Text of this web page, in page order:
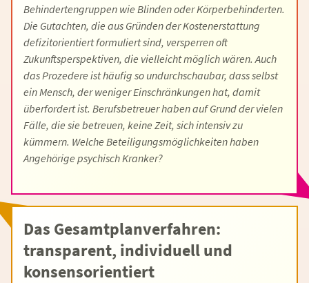
Behindertengruppen wie Blinden oder Körperbehinderten.
Die Gutachten, die aus Gründen der Kostenerstattung
defizitorientiert formuliert sind, versperren oft
Zukunftsperspektiven, die vielleicht möglich wären. Auch
das Prozedere ist häufig so undurchschaubar, dass selbst
ein Mensch, der weniger Einschränkungen hat, damit
überfordert ist. Berufsbetreuer haben auf Grund der vielen
Fälle, die sie betreuen, keine Zeit, sich intensiv zu
kümmern. Welche Beteiligungsmöglichkeiten haben
Angehörige psychisch Kranker?
Das Gesamtplanverfahren:
transparent, individuell und
konsensorientiert